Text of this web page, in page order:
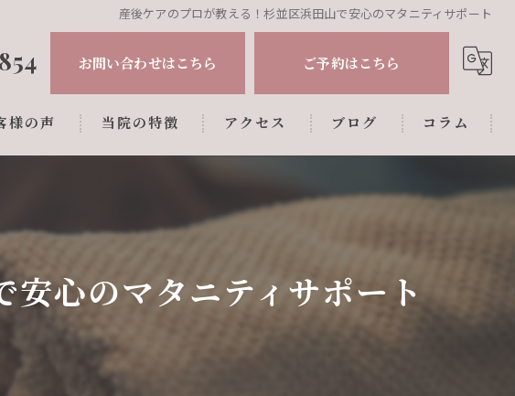
産後ケアのプロが教える！杉並区浜田山で安心のマタニティサポート
お問い合わせはこちら ご予約はこちら
様の声 当院の特徴
腰痛
産後
アクセス ブログ コラム
心のマタニティサポート